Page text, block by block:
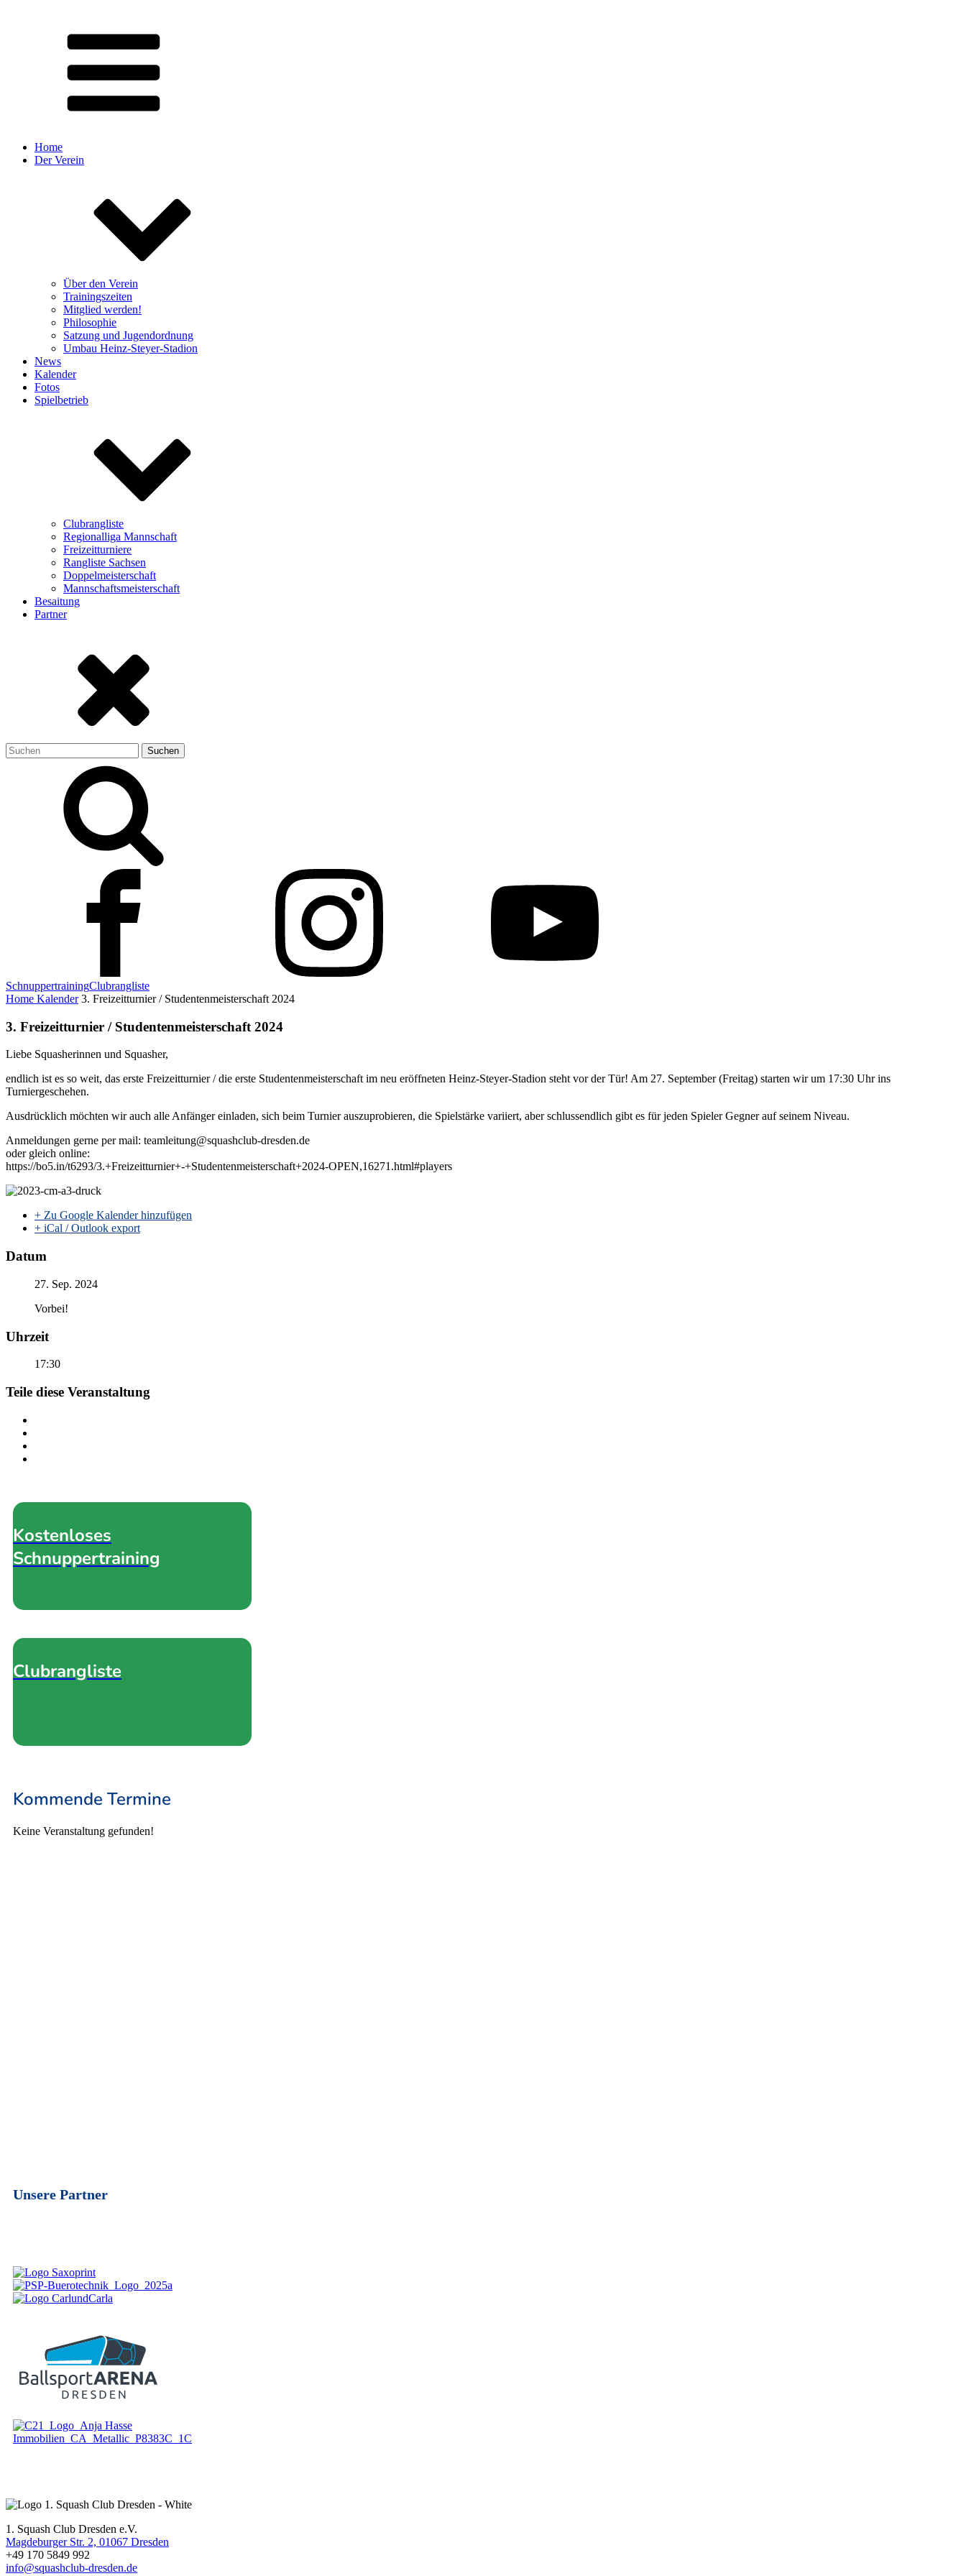
Home
Der Verein
Über den Verein
Trainingszeiten
Mitglied werden!
Philosophie
Satzung und Jugendordnung
Umbau Heinz-Steyer-Stadion
News
Kalender
Fotos
Spielbetrieb
Clubrangliste
Regionalliga Mannschaft
Freizeitturniere
Rangliste Sachsen
Doppelmeisterschaft
Mannschaftsmeisterschaft
Besaitung
Partner
Suchen
nach:
SchnuppertrainingClubrangliste
Home Kalender 3. Freizeitturnier / Studentenmeisterschaft 2024
3. Freizeitturnier / Studentenmeisterschaft 2024
Liebe Squasherinnen und Squasher,
endlich ist es so weit, das erste Freizeitturnier / die erste Studentenmeisterschaft im neu eröffneten Heinz-Steyer-Stadion steht vor der Tür! Am 27. September (Freitag) starten wir um 17:30 Uhr ins
Turniergeschehen.
Ausdrücklich möchten wir auch alle Anfänger einladen, sich beim Turnier auszuprobieren, die Spielstärke variiert, aber schlussendlich gibt es für jeden Spieler Gegner auf seinem Niveau.
Anmeldungen gerne per mail: teamleitung@squashclub-dresden.de
oder gleich online:
https://bo5.in/t6293/3.+Freizeitturnier+-+Studentenmeisterschaft+2024-OPEN,16271.html#players
+ Zu Google Kalender hinzufügen
+ iCal / Outlook export
Datum
27. Sep. 2024
Vorbei!
Uhrzeit
17:30
Teile diese Veranstaltung
Kostenloses
Schnuppertraining
Clubrangliste
Kommende Termine
Keine Veranstaltung gefunden!
Unsere Partner
1. Squash Club Dresden e.V.
Magdeburger Str. 2, 01067 Dresden
+49 170 5849 992
info@squashclub-dresden.de